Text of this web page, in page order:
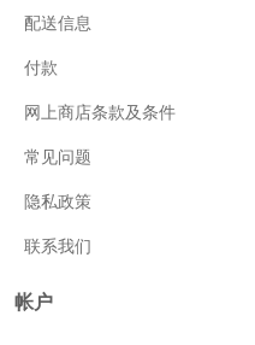
配送信息
付款
网上商店条款及条件
常见问题
隐私政策
联系我们
帐户